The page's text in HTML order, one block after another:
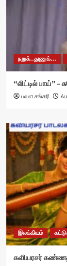
நறுக்..துணுக்...
“லிட்டில் பாய்” –
பவள சங்கரி
இலக்கியம்
கவியரசர்